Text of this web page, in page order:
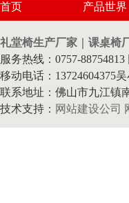
首页 产品世界
礼堂椅生产厂家 课桌椅
服务热线：0757-88754813
移动电话：13724604375
联系地址：佛山市九江镇
技术支持： 网站建设公司